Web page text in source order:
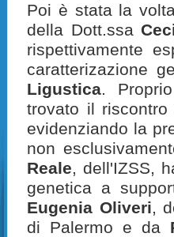
Poi è stata la
della Dott.ssa
rispettivamente
caratterizazione
Ligustica.
trovato il
evidenziando la
non
Reale, dell'IZSS,
genetica a
Eugenia Oliveri,
di Palermo e da